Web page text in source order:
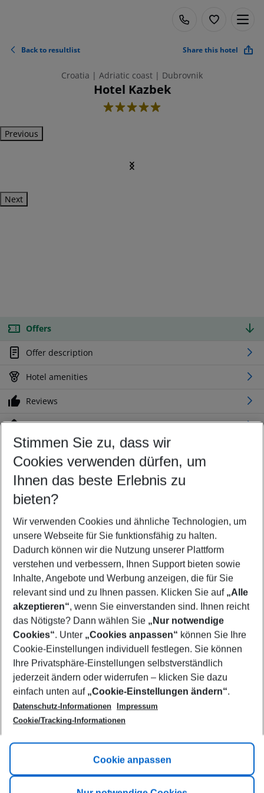
Back to resultlist Share this hotel
Croatia | Adriatic coast | Dubrovnik
Hotel Kazbek
5
Previous
Next
Offers
Offer description
Hotel amenities
Reviews
Location
Customize your offer
Find the perfect deal which suits your best
Your departure airport
Any airport
Select your date range
08/08/26–06/08/27 5-8 nights
Who will travel
2 adults No children
Show more filter
Footer
Footer navigation
Title A
Link A
Stimmen Sie zu, dass wir
Cookies verwenden dürfen, um
Ihnen das beste Erlebnis zu
bieten?
Wir verwenden Cookies und ähnliche Technologien, um
unsere Webseite für Sie funktionsfähig zu halten.
Dadurch können wir die Nutzung unserer Plattform
verstehen und verbessern, Ihnen Support bieten sowie
Inhalte, Angebote und Werbung anzeigen, die für Sie
relevant sind und zu Ihnen passen. Klicken Sie auf „Alle
akzeptieren“, wenn Sie einverstanden sind. Ihnen reicht
das Nötigste? Dann wählen Sie „Nur notwendige
Cookies“. Unter „Cookies anpassen“ können Sie Ihre
Cookie-Einstellungen individuell festlegen. Sie können
Ihre Privatsphäre-Einstellungen selbstverständlich
jederzeit ändern oder widerrufen – klicken Sie dazu
einfach unten auf „Cookie-Einstellungen ändern“.
Datenschutz-Informationen
Impressum
Cookie/Tracking-Informationen
Cookie anpassen